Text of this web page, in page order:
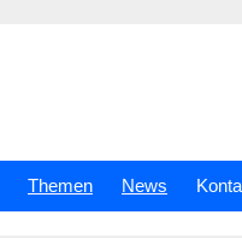
Themen News